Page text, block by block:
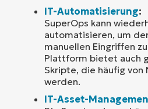
IT-Automatisierung:
SuperOps kann
automatisieren, um
manuellen Eingriffen
Plattform bietet auch
Skripte, die häufig von
werden.
IT-Asset-